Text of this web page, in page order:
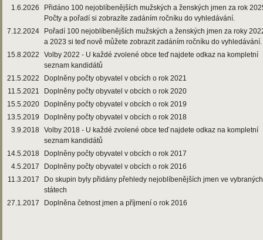
1.6.2026
Přidáno 100 nejoblíbenějších mužských a ženských jmen za rok
Počty a pořadí si zobrazíte zadáním ročníku do vyhledávání.
7.12.2024
Pořadí 100 nejoblíbenějších mužských a ženských jmen za roky
a 2023 si teď nově můžete zobrazit zadáním ročníku do vyhledávání.
15.8.2022
Volby 2022 - U každé zvolené obce teď najdete odkaz na kompletní
seznam kandidátů
21.5.2022
Doplněny počty obyvatel v obcích o rok 2021
11.5.2021
Doplněny počty obyvatel v obcích o rok 2020
15.5.2020
Doplněny počty obyvatel v obcích o rok 2019
13.5.2019
Doplněny počty obyvatel v obcích o rok 2018
3.9.2018 Volby 2018 - U každé zvolené obce teď najdete odkaz na kompletní
seznam kandidátů
14.5.2018
Doplněny počty obyvatel v obcích o rok 2017
4.5.2017
Doplněny počty obyvatel v obcích o rok 2016
11.3.2017
Do skupin byly přidány přehledy nejoblíbenějších jmen ve vybraných
státech
27.1.2017
Doplněna četnost jmen a příjmení o rok 2016